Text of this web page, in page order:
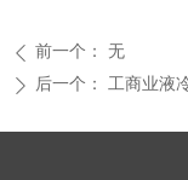
ꄴ 前一个： 无
ꄲ 后一个： 工商业液